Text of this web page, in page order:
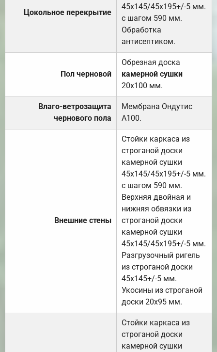
Цокольное перекрытие
45х145/45х195+/-5 мм.
с шагом 590 мм.
Обработка
антисептиком.
Пол черновой
Обрезная доска
камерной сушки
20х100 мм.
Влаго-ветрозащита
чернового пола
Мембрана Ондутис
А100.
Внешние стены
Стойки каркаса из
строганой доски
камерной сушки
45х145/45х195+/-5 мм.
с шагом 590 мм.
Верхняя двойная и
нижняя обвязки из
строганой доски
камерной сушки
45х145/45х195+/-5 мм.
Разгрузочный ригель
из строганой доски
45х145+/-5 мм.
Укосины из строганой
доски 20х95 мм.
Стойки каркаса из
строганой доски
камерной сушки